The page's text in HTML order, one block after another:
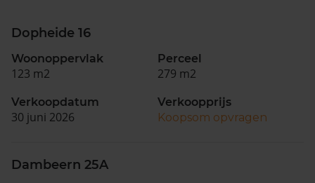
Dopheide 16
Woonoppervlak
123 m2
Perceel
279 m2
Verkoopdatum
30 juni 2026
Verkoopprijs
Koopsom opvragen
Dambeern 25A